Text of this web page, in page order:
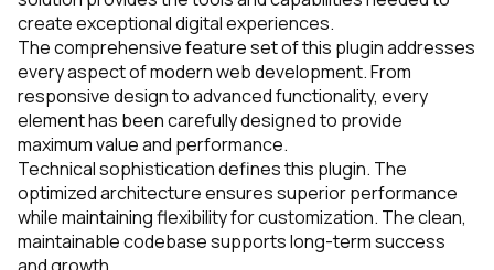
create exceptional digital experiences.
The comprehensive feature set of this plugin addresses
every aspect of modern web development. From
responsive design to advanced functionality, every
element has been carefully designed to provide
maximum value and performance.
Technical sophistication defines this plugin. The
optimized architecture ensures superior performance
while maintaining flexibility for customization. The clean,
maintainable codebase supports long-term success